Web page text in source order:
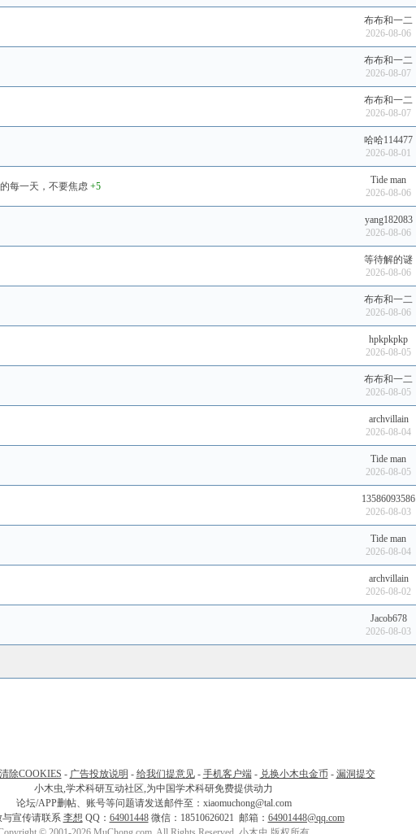
布布和一二
2026-08-06
布布和一二
2026-08-07
布布和一二
2026-08-07
哈哈114477
2026-08-01
每一天，不要焦虑 +5
Tide man
2026-08-06
yang182083
2026-08-06
等待解的谜
2026-08-06
布布和一二
2026-08-06
hpkpkpkp
2026-08-05
布布和一二
2026-08-05
archvillain
2026-08-04
Tide man
2026-08-05
13586093586
2026-08-03
Tide man
2026-08-04
archvillain
2026-08-02
Jacob678
2026-08-03
清除COOKIES - 广告投放说明 - 给我们提意见- 手机客户端- 兑换小木虫金币 - 漏洞提交
小木虫,学术科研互动社区,为中国学术科研免费提供动力
论坛/APP删帖、账号等问题请发送邮件至：xiaomuchong@tal.com
与宣传请联系 李想 QQ： 64901448微信：18510626021 邮箱： 64901448@qq.com